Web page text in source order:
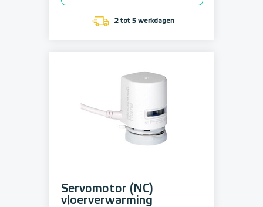
2 tot 5 werkdagen
Servomotor (NC)
vloerverwarming